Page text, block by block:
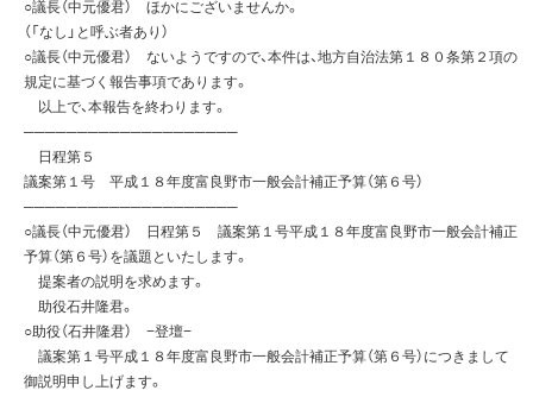
○議長（中元優君） ほかにございませんか。
（「なし」と呼ぶ者あり）
○議長（中元優君） ないようですので、本件は、地方自治法第１８０条第２項の
規定に基づく報告事項であります。
以上で、本報告を終わります。
────────────────────
日程第５
議案第１号 平成１８年度富良野市一般会計補正予算（第６号）
────────────────────
○議長（中元優君） 日程第５ 議案第１号平成１８年度富良野市一般会計補正
予算（第６号）を議題といたします。
提案者の説明を求めます。
助役石井隆君。
○助役（石井隆君） −登壇−
議案第１号平成１８年度富良野市一般会計補正予算（第６号）につきまして
御説明申し上げます。